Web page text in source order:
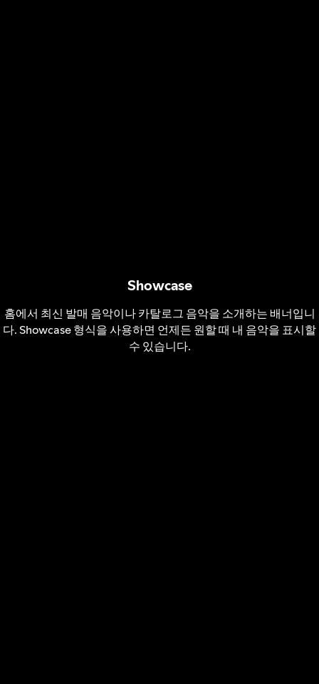
Showcase
홈에서 최신 발매 음악이나 카탈로그 음악을 소개하는 배너입니
다. Showcase 형식을 사용하면 언제든 원할 때 내 음악을 표시할
수 있습니다.